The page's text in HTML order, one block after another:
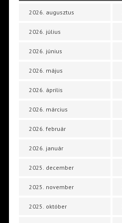
2026. augusztus
2026. július
2026. június
2026. május
2026. április
2026. március
2026. február
2026. január
2025. december
2025. november
2025. október